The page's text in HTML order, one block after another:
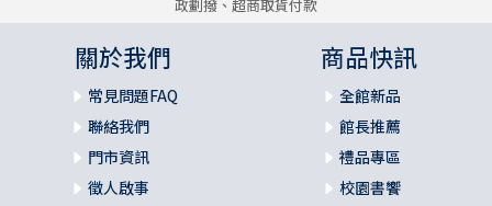
政劃撥、超商取貨付款
關於我們
常見問題FAQ
聯絡我們
門市資訊
徵人啟事
商品快訊
全館新品
館長推薦
禮品專區
校園書饗